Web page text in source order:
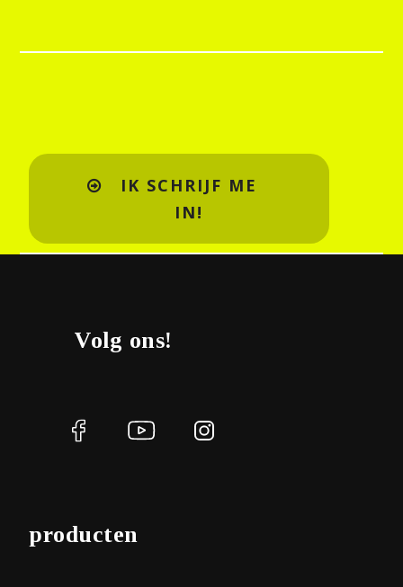
IK SCHRIJF ME
IN!
Volg ons!
producten